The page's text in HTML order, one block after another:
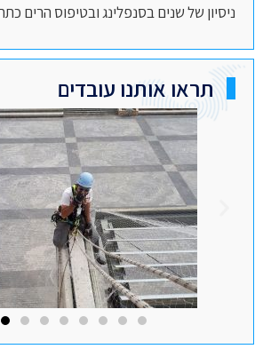
ניסיון של שנים בסנפלינג ובטיפוס הרים
תראו אותנו עובדים